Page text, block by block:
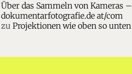
Über das Sammeln von Kameras –
dokumentarfotografie.de at/com
zu Projektionen wie oben so unten